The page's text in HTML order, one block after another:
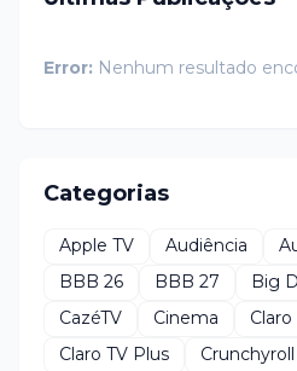
Error: Nenhum resultado
Categorias
Apple TV Audiência
BBB 26
BBB 27 Big
CazéTV
Cinema Claro
Claro TV Plus
Crunchyroll